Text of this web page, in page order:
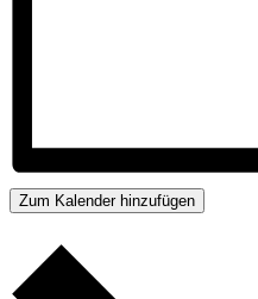
Zum Kalender hinzufügen